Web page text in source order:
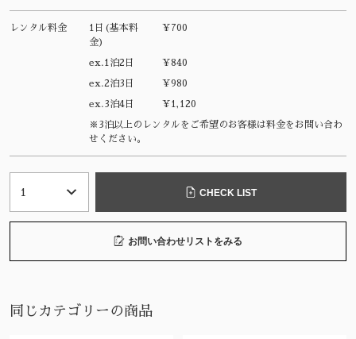
レンタル料金
1日(基本料
金)
¥700
ex.1泊2日 ¥840
ex.2泊3日 ¥980
ex.3泊4日 ¥1,120
※3泊以上のレンタルをご希望のお客様は料金をお問い合わ
せください。
CHECK LIST
お問い合わせリストをみる
同じカテゴリーの商品